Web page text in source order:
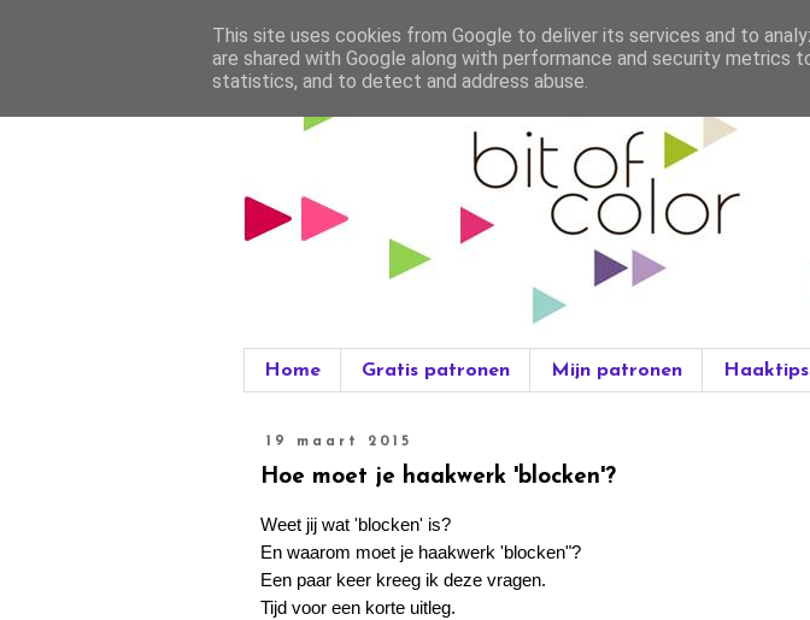
Home Gratis patronen Mijn patronen
19 maart 2015
Hoe moet je haakwerk 'blocken'?
Weet jij wat 'blocken' is?
En waarom moet je haakwerk 'blocken"?
Een paar keer kreeg ik deze vragen.
Tijd voor een korte uitleg.
This site uses cookies from Google to deliver its services and to
are shared with Google along with performance and security metrics
statistics, and to detect and address abuse.